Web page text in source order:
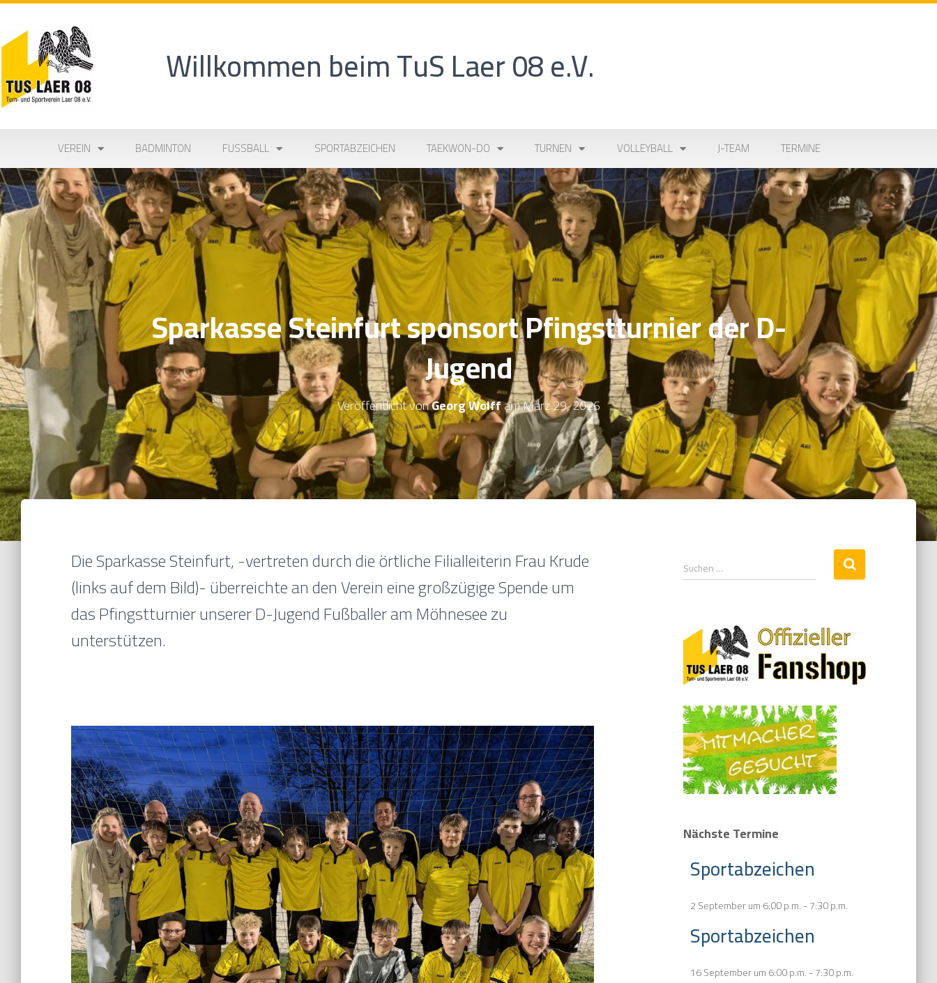
Willkommen beim TuS Laer 08 e.V.
VEREIN BADMINTON FUSSBALL SPORTABZEICHEN TAEKWON-DO TURNEN VOLLEYBALL J-TEAM TERMINE
Sparkasse Steinfurt sponsort Pfingstturnier der D-
Jugend
Veröffentlicht vonGeorg WolffamMärz 29, 2026
Die Sparkasse Steinfurt, -vertreten durch die örtliche Filialleiterin Frau Krude
(links auf dem Bild)- überreichte an den Verein eine großzügige Spende um
das Pfingstturnier unserer D-Jugend Fußballer am Möhnesee zu
unterstützen.
Suchen …
Nächste Termine
Sportabzeichen
2 September um 6:00 p.m.-7:30 p.m.
Sportabzeichen
16 September um 6:00 p.m.-7:30 p.m.